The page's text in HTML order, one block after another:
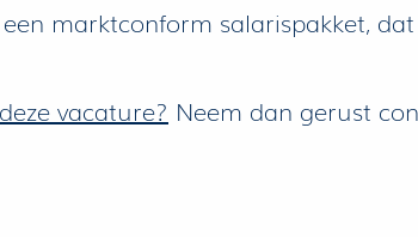
marktconform salarispakket, dat
vacature? Neem dan gerust